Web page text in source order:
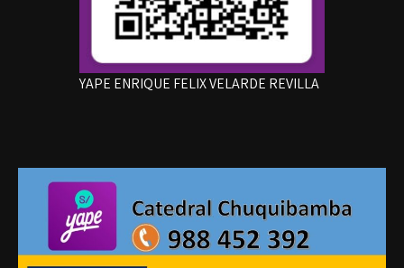
YAPE ENRIQUE FELIX VELARDE REVILLA